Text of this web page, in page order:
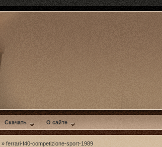
Скачать О сайте
» ferrari-f40-competizione-sport-1989